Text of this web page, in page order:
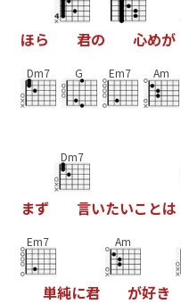
ほら 君の 心めが
Dm7 G Em7 Am
まず
Dm7
言いたいこ とは
Em7
単純に君
Am
が好き